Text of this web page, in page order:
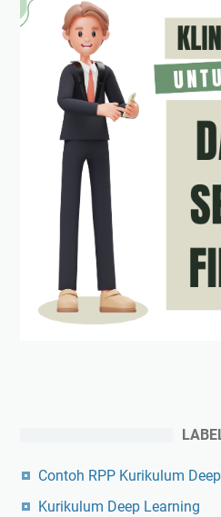
Contoh RPP Kurikulum
Kurikulum Deep Learning